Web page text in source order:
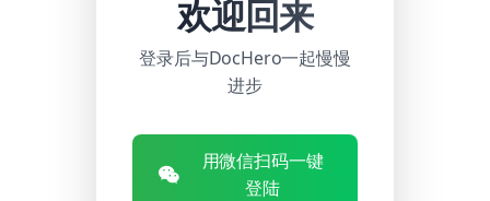
欢迎回来
登录后与DocHero一起慢慢
进步
用微信扫码一键
登陆